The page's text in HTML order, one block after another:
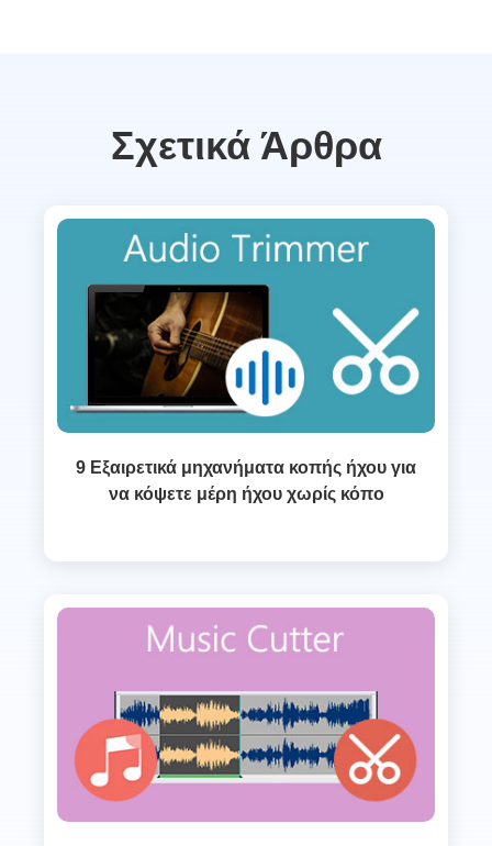
Σχετικά Άρθρα
9 Εξαιρετικά μηχανήματα κοπής ήχου για
να κόψετε μέρη ήχου χωρίς κόπο